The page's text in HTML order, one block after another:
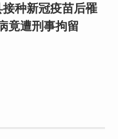
种新冠疫苗后罹
竟遭刑事拘留